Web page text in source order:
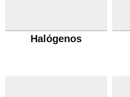
Halógenos